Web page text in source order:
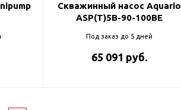
Скважинный насос Aquario
ASP(T)5B-90-100BE
Под заказ до 5 дней
65 091 руб.